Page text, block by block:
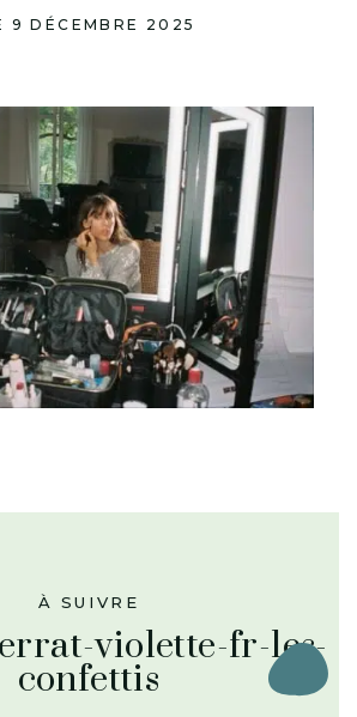
9 DÉCEMBRE 2025
À SUIVRE
violette-fr-les-
confettis